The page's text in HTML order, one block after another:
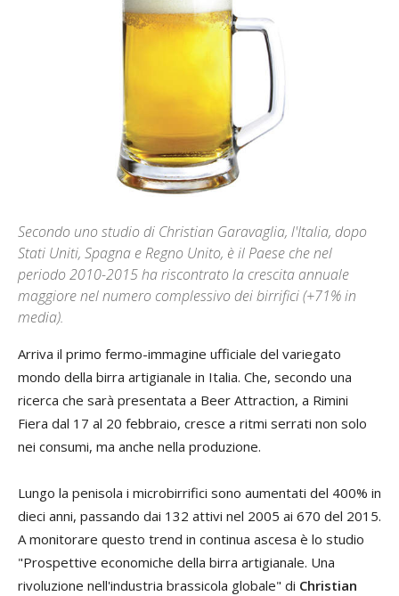
Secondo uno studio di Christian Garavaglia, l'Italia, dopo
Stati Uniti, Spagna e Regno Unito, è il Paese che nel
periodo 2010-2015 ha riscontrato la crescita annuale
maggiore nel numero complessivo dei birrifici (+71% in
media).
Arriva il primo fermo-immagine ufficiale del variegato
mondo della birra artigianale in Italia. Che, secondo una
ricerca che sarà presentata a Beer Attraction, a Rimini
Fiera dal 17 al 20 febbraio, cresce a ritmi serrati non solo
nei consumi, ma anche nella produzione.
Lungo la penisola i microbirrifici sono aumentati del 400% in
dieci anni, passando dai 132 attivi nel 2005 ai 670 del 2015.
A monitorare questo trend in continua ascesa è lo studio
"Prospettive economiche della birra artigianale. Una
rivoluzione nell'industria brassicola globale" di Christian